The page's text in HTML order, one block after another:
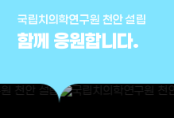
국립치의학연구원 천안 설립
함께 응원합니다.